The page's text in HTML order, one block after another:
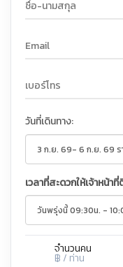
วันที่เดินทาง:
เวลาที่สะดวกให้เจ้าหน้
จำนวนคน
฿ / ท่าน